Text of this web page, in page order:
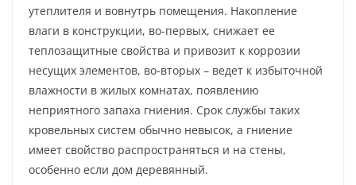
утеплителя и вовнутрь помещения. Накопление
влаги в конструкции, во-первых, снижает ее
теплозащитные свойства и привозит к коррозии
несущих элементов, во-вторых – ведет к избыточной
влажности в жилых комнатах, появлению
неприятного запаха гниения. Срок службы таких
кровельных систем обычно невысок, а гниение
имеет свойство распространяться и на стены,
особенно если дом деревянный.